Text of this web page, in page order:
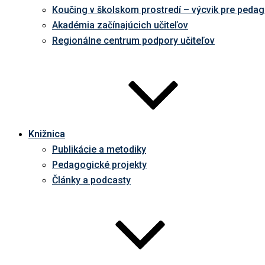
Koučing v školskom prostredí – výcvik pre
Akadémia začínajúcich učiteľov
Regionálne centrum podpory učiteľov
Knižnica
Publikácie a metodiky
Pedagogické projekty
Články a podcasty